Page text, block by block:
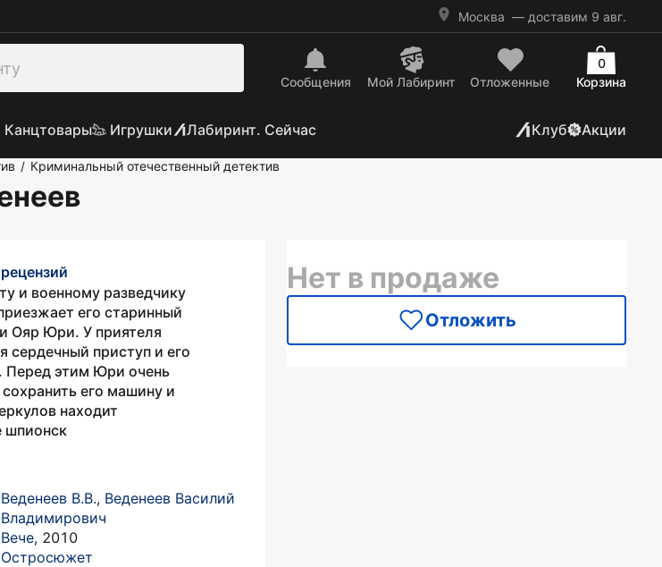
Москва — доставим 9 авг.
Сообщения Mой Лабиринт Отложенные Корзина
0
Канцтовары Игрушки Лабиринт. Сейчас Клуб Акции
/ Криминальный отечественный детектив
и военному разведчику
его старинный
Ояр Юри. У приятеля
сердечный приступ и его
Перед этим Юри очень
его машину и
находит
шпионск
Веденеев В.В., Веденеев Василий
Владимирович
Вече, 2010
Остросюжет
Нет в продаже
Отложить